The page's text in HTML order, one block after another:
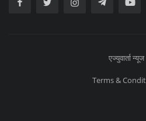
एज्युवार्ता
Terms &